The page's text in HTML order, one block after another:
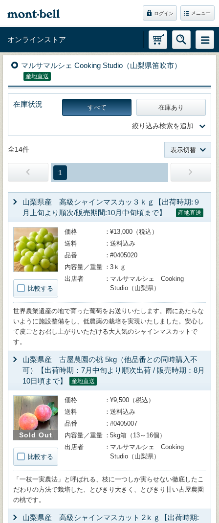
ログイン メニュー
オンラインストア
マルサマルシェ Cooking Studio（山梨県笛吹市）
産地直送
在庫状況 すべて 在庫あり
絞り込み検索を追加
全14件 表示切替
1
山梨県産 高級シャインマスカッ３ｋｇ【出荷時期:９
月上旬より順次/販売期間:10月中旬頃まで】
産地直送
比較する
価格
¥13,000（税込）
送料
送料込み
品番
#0405020
内容量／重量
3ｋｇ
出店者
マルサマルシェ Cooking
Studio（山梨県）
世界農業遺産の地で育った葡萄をお送りいたします。雨にあたらな
いように施設整備をし、低農薬の栽培を実現いたしました。安心し
て皮ごとお召し上がりいただける大人気のシャインマスカットで
す。
山梨県産 古屋農園の桃 5kg（他品番との同時購入不
可）【出荷時期：7月中旬より順次出荷 / 販売時期：8月
10日頃まで】
産地直送
Sold Out
比較する
価格
¥9,500（税込）
送料
送料込み
品番
#0405007
内容量／重量
5kg箱（13～16個）
出店者
マルサマルシェ Cooking
Studio（山梨県）
「一枝一実農法」と呼ばれる、枝に一つしか実らせない徹底したこ
だわりの方法で栽培した、とびきり大きく、とびきり甘い古屋農園
の桃です。
山梨県産 高級シャインマスカット 2ｋｇ【出荷時期: